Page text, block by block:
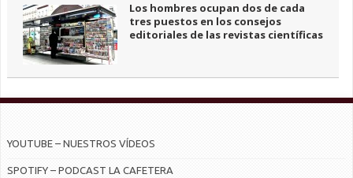
Los hombres ocupan dos de cada
tres puestos en los consejos
editoriales de las revistas científicas
YOUTUBE – NUESTROS VÍDEOS
SPOTIFY – PODCAST LA CAFETERA